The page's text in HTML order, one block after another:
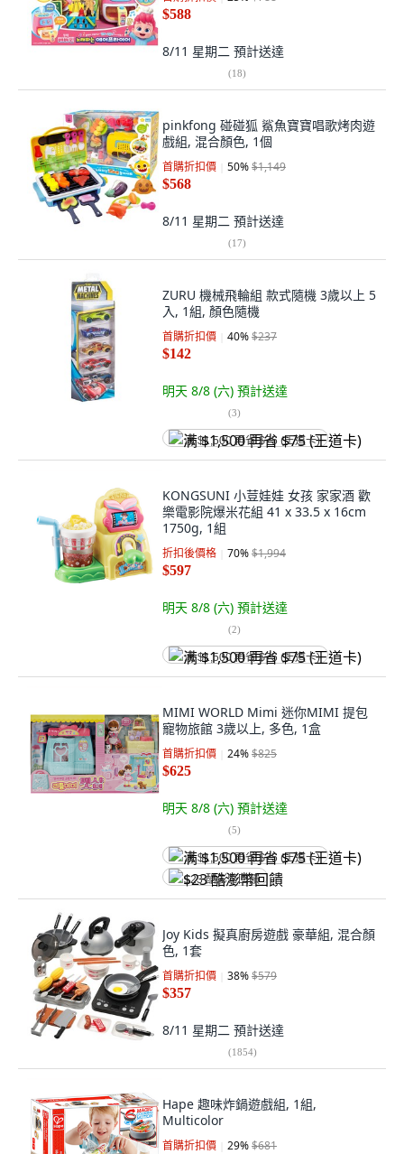
$588
8/11 星期二 預計送達
(18)
pinkfong 碰碰狐 鯊魚寶寶唱歌烤肉遊
戲組, 混合顏色, 1個
首購折扣價 50%$1,149
$568
8/11 星期二 預計送達
(17)
ZURU 機械飛輪組 款式隨機 3歲以上 5
入, 1組, 顏色隨機
首購折扣價 40%$237
$142
明天 8/8 (六) 預計送達
(3)
满 $1,500 再省 $75 (王道卡)
KONGSUNI 小荳娃娃 女孩 家家酒 歡
樂電影院爆米花組 41 x 33.5 x 16cm
1750g, 1組
折扣後價格 70%$1,994
$597
明天 8/8 (六) 預計送達
(2)
满 $1,500 再省 $75 (王道卡)
MIMI WORLD Mimi 迷你MIMI 提包
寵物旅館 3歲以上, 多色, 1盒
首購折扣價 24%$825
$625
明天 8/8 (六) 預計送達
(5)
满 $1,500 再省 $75 (王道卡)
$23 酷澎幣回饋
Joy Kids 擬真廚房遊戲 豪華組, 混合顏
色, 1套
首購折扣價 38%$579
$357
8/11 星期二 預計送達
(1854)
Hape 趣味炸鍋遊戲組, 1組,
Multicolor
首購折扣價 29%$681